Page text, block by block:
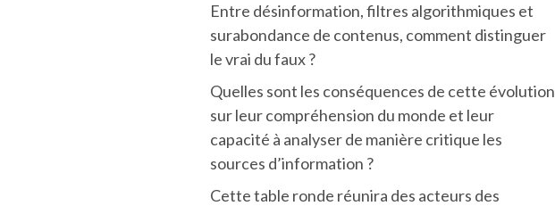
Entre désinformation, filtres algorithmiques et
surabondance de contenus, comment distinguer
le vrai du faux ?
Quelles sont les conséquences de cette évolution
sur leur compréhension du monde et leur
capacité à analyser de manière critique les
sources d’information ?
Cette table ronde réunira des acteurs des